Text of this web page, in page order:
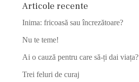
Articole recente
Inima: fricoasă sau încrezătoare?
Nu te teme!
Ai o cauză pentru care să-ți dai viața?
Trei feluri de curaj